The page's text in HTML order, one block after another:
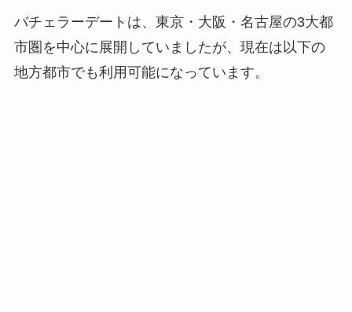
バチェラーデートは、東京・大阪・名古屋の3大都
市圏を中心に展開していましたが、現在は以下の
地方都市でも利用可能になっています。